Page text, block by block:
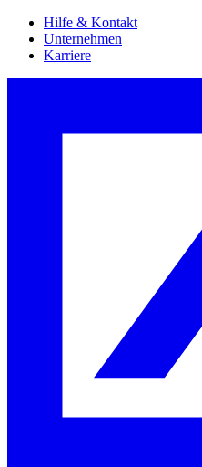
Hilfe & Kontakt
Unternehmen
Karriere